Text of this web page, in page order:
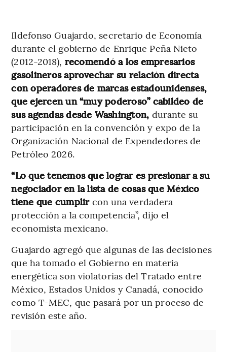
Ildefonso Guajardo, secretario de Economía
durante el gobierno de Enrique Peña Nieto
(2012-2018), recomendó a los empresarios
gasolineros aprovechar su relación directa
con operadores de marcas estadounidenses,
que ejercen un “muy poderoso” cabildeo de
sus agendas desde Washington, durante su
participación en la convención y expo de la
Organización Nacional de Expendedores de
Petróleo 2026.
“Lo que tenemos que lograr es presionar a su
negociador en la lista de cosas que México
tiene que cumplircon una verdadera
protección a la competencia”, dijo el
economista mexicano.
Guajardo agregó que algunas de las decisiones
que ha tomado el Gobierno en materia
energética son violatorias del Tratado entre
México, Estados Unidos y Canadá, conocido
como T-MEC, que pasará por un proceso de
revisión este año.